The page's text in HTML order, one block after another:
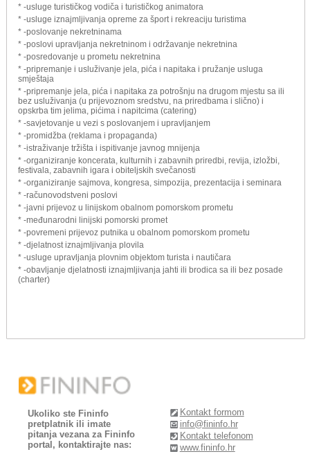
* -usluge turističkog vodiča i turističkog animatora
* -usluge iznajmljivanja opreme za šport i rekreaciju turistima
* -poslovanje nekretninama
* -poslovi upravljanja nekretninom i održavanje nekretnina
* -posredovanje u prometu nekretnina
* -pripremanje i usluživanje jela, pića i napitaka i pružanje usluga
smještaja
* -pripremanje jela, pića i napitaka za potrošnju na drugom mjestu sa ili
bez usluživanja (u prijevoznom sredstvu, na priredbama i slično) i
opskrba tim jelima, pićima i napitcima (catering)
* -savjetovanje u vezi s poslovanjem i upravljanjem
* -promidžba (reklama i propaganda)
* -istraživanje tržišta i ispitivanje javnog mnijenja
* -organiziranje koncerata, kulturnih i zabavnih priredbi, revija, izložbi,
festivala, zabavnih igara i obiteljskih svečanosti
* -organiziranje sajmova, kongresa, simpozija, prezentacija i seminara
* -računovodstveni poslovi
* -javni prijevoz u linijskom obalnom pomorskom prometu
* -međunarodni linijski pomorski promet
* -povremeni prijevoz putnika u obalnom pomorskom prometu
* -djelatnost iznajmljivanja plovila
* -usluge upravljanja plovnim objektom turista i nautičara
* -obavljanje djelatnosti iznajmljivanja jahti ili brodica sa ili bez posade
(charter)
Ukoliko ste Fininfo
pretplatnik ili imate
pitanja vezana za Fininfo
portal, kontaktirajte nas:
Kontakt formom
info@fininfo.hr
Kontakt telefonom
www.fininfo.hr